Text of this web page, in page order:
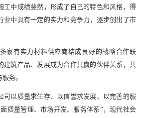
工中成绩斐然，形成了自己的特色和风格，得
业中具有一定的实力和竞争力，逐步创出了市
家有实力材料供应商结成良好的战略合作联
建筑产品、发展成为合作共赢的伙伴关系，共
务。
司以质量求生存、以信誉求发展、以完善的服
质量管理、市场开发、服务体系”，现代社会